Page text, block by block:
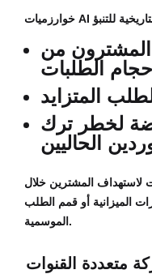
من
أحجام الطلبات
المتزايد
لخطر ترك
الحاليين
لاستهداف المشترين خلال
الميزانية أو قمم الطلب
الموسمية.